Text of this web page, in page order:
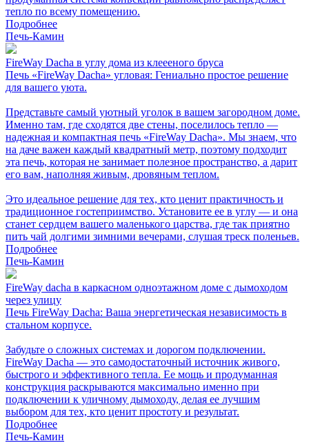
тепло по всему помещению.
Подробнее
Печь-Камин
FireWay Dacha в углу дома из клеееного бруса
Печь «FireWay Dacha» угловая: Гениально простое решение
для вашего уюта.
Представьте самый уютный уголок в вашем загородном доме.
Именно там, где сходятся две стены, поселилось тепло —
надежная и компактная печь «FireWay Dacha». Мы знаем, что
на даче важен каждый квадратный метр, поэтому подходит
эта печь, которая не занимает полезное пространство, а дарит
его вам, наполняя живым, дровяным теплом.
Это идеальное решение для тех, кто ценит практичность и
традиционное гостеприимство. Установите ее в углу — и она
станет сердцем вашего маленького царства, где так приятно
пить чай долгими зимними вечерами, слушая треск поленьев.
Подробнее
Печь-Камин
FireWay dacha в каркасном одноэтажном доме с дымоходом
через улицу
Печь FireWay Dacha: Ваша энергетическая независимость в
стальном корпусе.
Забудьте о сложных системах и дорогом подключении.
FireWay Dacha — это самодостаточный источник живого,
быстрого и эффективного тепла. Ее мощь и продуманная
конструкция раскрываются максимально именно при
подключении к уличному дымоходу, делая ее лучшим
выбором для тех, кто ценит простоту и результат.
Подробнее
Печь-Камин